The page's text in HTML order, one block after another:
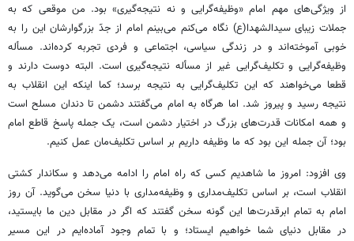
از ویژگی‌های مهم امام «وظیفه‌گرایی و نه نتیجه‌گیری» بود. من موقعی که به
جملات زیبای سیدالشهدا(ع) نگاه می‌کنم می‌بینم امام از جدّ بزرگوارشان این را به
خوبی آموخته‌اند و در زندگی سیاسی، اجتماعی و فردی تجربه کرده‌اند. مسأله
وظیفه‌گرایی و تکلیف‌گرایی غیر از مسأله نتیجه‌گیری است. البته دوست دارند و
قطعا می‌خواهند که این تکلیف‌گرایی به نتیجه برسد؛ کما اینکه این انقلاب به
نتیجه رسید و پیروز شد. اما هرگاه به امام می‌گفتند دشمن تا دندان مسلح است
و همه امکانات قدرت‌های بزرگ در اختیار دشمن است، یک جمله پاسخ قاطع امام
بود؛ آن جمله این بود که ما وظیفه داریم بر اساس تکلیف‌مان عمل کنیم.
وی افزود: امروز ما شاهدیم کسی که راه امام را ادامه می‌دهد و سکاندار کشتی
انقلاب است، بر اساس تکلیف‌مداری و وظیفه‌مداری با دنیا سخن می‌گوید. آن روز
امام به تمام ابرقدرت‌ها این گونه سخن گفتند که اگر در مقابل دین ما بایستید،
در مقابل دنیای شما خواهیم ایستاد؛ و با تمام وجود آماده‌ایم در این مسیر